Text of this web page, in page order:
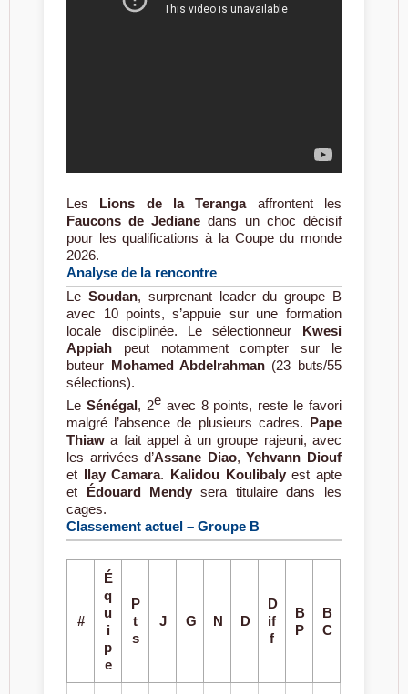
Les Lions de la Terangaaffrontent les
Faucons de Jediane dans un choc décisif
pour les qualifications à la Coupe du monde
2026.
Analyse de la rencontre
Le Soudan, surprenant leader du groupe B
avec 10 points, s’appuie sur une formation
locale disciplinée. Le sélectionneur Kwesi
Appiah peut notamment compter sur le
buteur Mohamed Abdelrahman (23 buts/55
sélections).
Le Sénégal, 2eavec 8 points, reste le favori
malgré l’absence de plusieurs cadres. Pape
Thiaw a fait appel à un groupe rajeuni, avec
les arrivées d’Assane Diao,Yehvann Diouf
et Ilay Camara. Kalidou Koulibalyest apte
et Édouard Mendy sera titulaire dans les
cages.
Classement actuel – Groupe B
#
É
q
u
i
p
e
P
t
s
J G N D
D
if
f
B
P
B
C